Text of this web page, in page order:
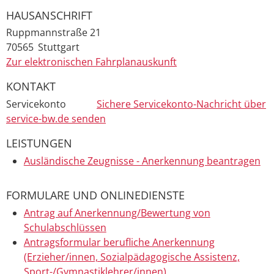
HAUSANSCHRIFT
Ruppmannstraße 21
70565 Stuttgart
Zur elektronischen Fahrplanauskunft
KONTAKT
Servicekonto
Sichere Servicekonto-Nachricht über
service-bw.de senden
LEISTUNGEN
Ausländische Zeugnisse - Anerkennung beantragen
FORMULARE UND ONLINEDIENSTE
Antrag auf Anerkennung/Bewertung von
Schulabschlüssen
Antragsformular berufliche Anerkennung
(Erzieher/innen, Sozialpädagogische Assistenz,